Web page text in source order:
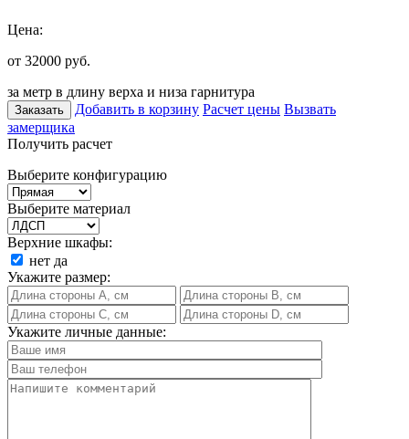
Цена:
от 32000 руб.
за метр в длину верха и низа гарнитура
Заказать Добавить в корзину Расчет цены Вызвать
замерщика
Получить расчет
Выберите конфигурацию
Выберите материал
Верхние шкафы:
нет да
Укажите размер:
Укажите личные данные: